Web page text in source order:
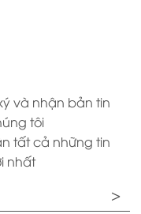
và nhận bản tin
tôi
tất cả những tin
nhất